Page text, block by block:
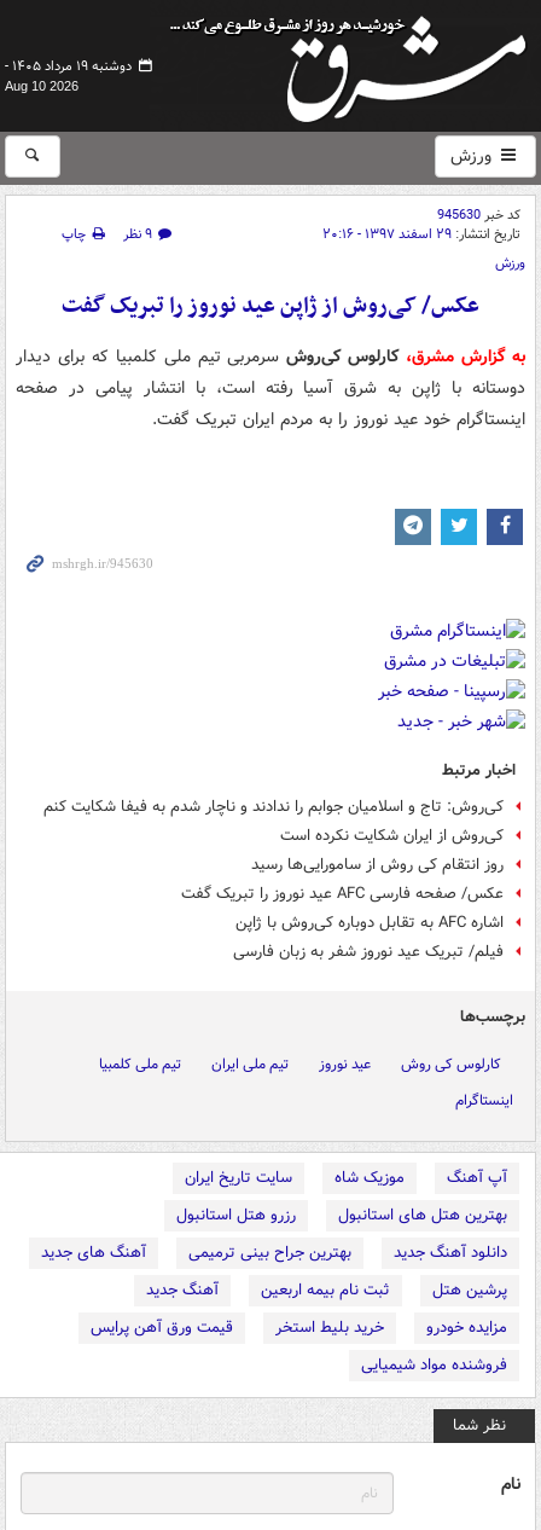
دوشنبه ۱۹ مرداد ۱۴۰۵ -
Aug 10 2026
ورزش
کد خبر945630
تاریخ انتشار: ۲۹ اسفند ۱۳۹۷ - ۲۰:۱۶ ۹ نظر
چاپ
ورزش
عکس/ کی‌روش از ژاپن عید نوروز را تبریک گفت
به گزارش مشرق، کارلوس کی‌روشسرمربی تیم ملی کلمبیا که برای دیدار
دوستانه با ژاپن به شرق آسیا رفته است، با انتشار پیامی در صفحه
اینستاگرام خود عید نوروز را به مردم ایران تبریک گفت.
اخبار مرتبط
کی‌روش: تاج و اسلامیان جوابم را ندادند و ناچار شدم به فیفا شکایت کنم
کی‌روش از ایران شکایت نکرده است
روز انتقام کی روش از سامورایی‌ها رسید
عکس/ صفحه فارسی AFC عید نوروز را تبریک گفت
اشاره AFC به تقابل دوباره کی‌روش با ژاپن
فیلم/ تبریک عید نوروز شفر به زبان فارسی
برچسب‌ها
کارلوس کی روش عید نوروز تیم ملی ایران
تیم ملی کلمبیا
اینستاگرام
آپ آهنگ موزیک شاه
سایت تاریخ ایران
بهترین هتل های استانبول
رزرو هتل استانبول
دانلود آهنگ جدید
بهترین جراح بینی ترمیمی
آهنگ های جدید
پرشین هتل
ثبت نام بیمه اربعین
آهنگ جدید
مزایده خودرو
خرید بلیط استخر
قیمت ورق آهن پرایس
فروشنده مواد شیمیایی
نظر شما
نام